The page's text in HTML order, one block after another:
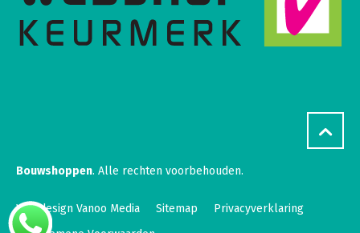
Bouwshoppen. Alle rechten voorbehouden.
Webdesign Vanoo Media Sitemap
Privacyverklaring